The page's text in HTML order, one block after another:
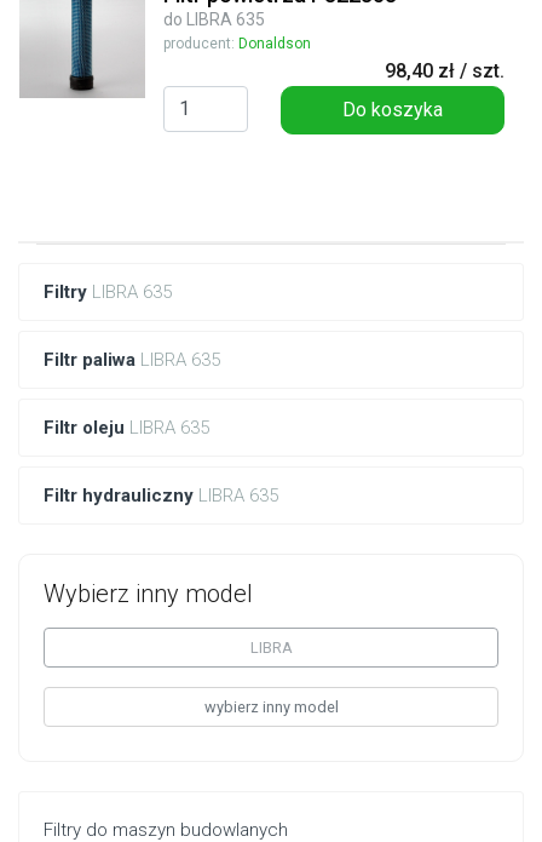
Filtry LIBRA 635
Filtr paliwa LIBRA 635
Filtr oleju LIBRA 635
Filtr hydrauliczny LIBRA 635
Wybierz inny model
LIBRA
wybierz inny model
Filtry do maszyn budowlanych
do LIBRA 635
producent: Donaldson
98,40 zł / szt.
Do koszyka